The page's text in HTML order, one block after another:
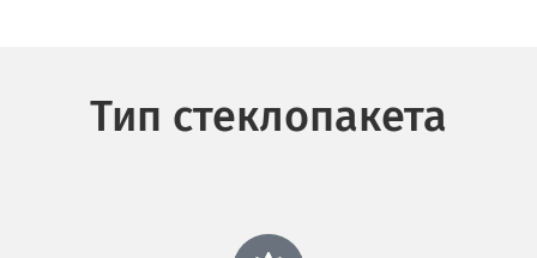
Тип стеклопакета